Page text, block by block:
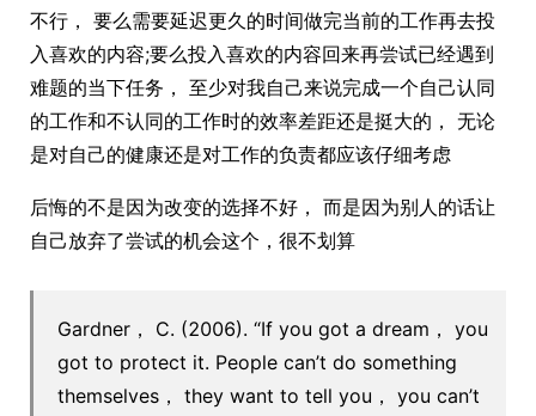
不行， 要么需要延迟更久的时间做完当前的工作再去投
入喜欢的内容;要么投入喜欢的内容回来再尝试已经遇到
难题的当下任务， 至少对我自己来说完成一个自己认同
的工作和不认同的工作时的效率差距还是挺大的， 无论
是对自己的健康还是对工作的负责都应该仔细考虑
后悔的不是因为改变的选择不好， 而是因为别人的话让
自己放弃了尝试的机会这个，很不划算
Gardner， C. (2006). “If you got a dream， you
got to protect it. People can’t do something
themselves， they want to tell you， you can’t